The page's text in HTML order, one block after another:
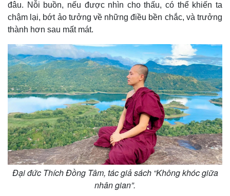
Thế giới
Quan sát
Cuộc sống đó đây
Hồ sơ
Video
Ảnh
E-Magazine
Infographic
đâu. Nỗi buồn, nếu được nhìn cho thấu, có thể khiến ta
chậm lại, bớt ảo tưởng về những điều bền chắc, và trưởng
thành hơn sau mất mát.
Đại đức Thích Đồng Tâm, tác giả sách “Không khóc giữa
nhân gian”.